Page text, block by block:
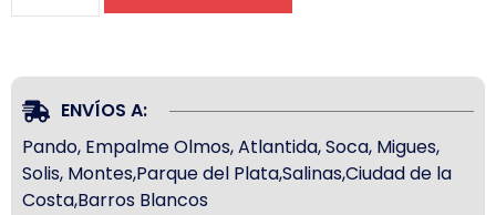
ENVÍOS A:
Pando, Empalme Olmos, Atlantida, Soca, Migues,
Solis, Montes,Parque del Plata,Salinas,Ciudad de la
Costa,Barros Blancos